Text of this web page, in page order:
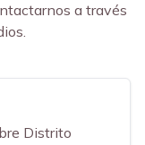
a través
Distrito